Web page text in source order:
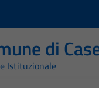
di
Istituzionale